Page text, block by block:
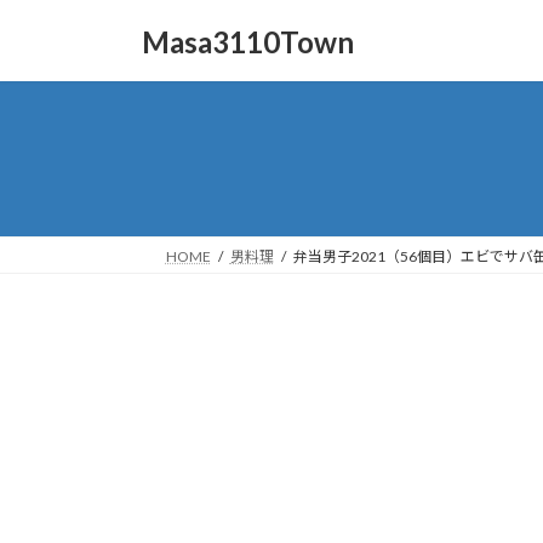
Masa3110Town
HOME 男料理 弁当男子2021（56個目）エビでサバ